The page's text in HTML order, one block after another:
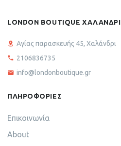
LONDON BOUTIQUE ΧΑΛΑΝΔΡΙ
Αγίας παρασκευής 45, Χαλάνδρι
2106836735
info@londonboutique.gr
ΠΛΗΡΟΦΟΡΙΕΣ
Επικοινωνία
About